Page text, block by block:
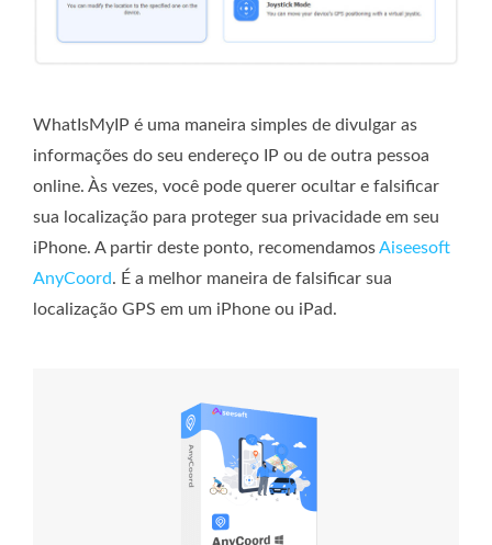
WhatIsMyIP é uma maneira simples de divulgar as
informações do seu endereço IP ou de outra pessoa
online. Às vezes, você pode querer ocultar e falsificar
sua localização para proteger sua privacidade em seu
iPhone. A partir deste ponto, recomendamosAiseesoft
AnyCoord. É a melhor maneira de falsificar sua
localização GPS em um iPhone ou iPad.